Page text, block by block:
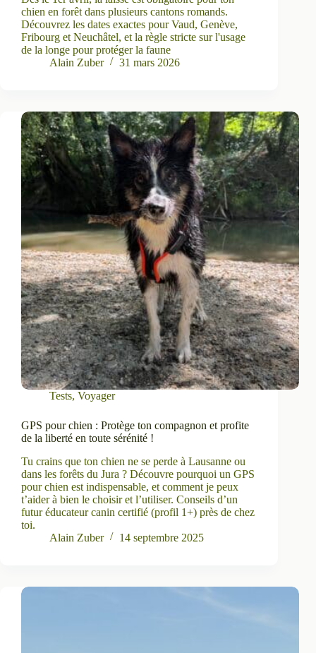
chien en forêt dans plusieurs cantons romands.
Découvrez les dates exactes pour Vaud, Genève,
Fribourg et Neuchâtel, et la règle stricte sur l'usage
de la longe pour protéger la faune
Alain Zuber
31 mars 2026
Tests, Voyager
GPS pour chien : Protège ton compagnon et profite
de la liberté en toute sérénité !
Tu crains que ton chien ne se perde à Lausanne ou
dans les forêts du Jura ? Découvre pourquoi un GPS
pour chien est indispensable, et comment je peux
t’aider à bien le choisir et l’utiliser. Conseils d’un
futur éducateur canin certifié (profil 1+) près de chez
toi.
Alain Zuber
14 septembre 2025